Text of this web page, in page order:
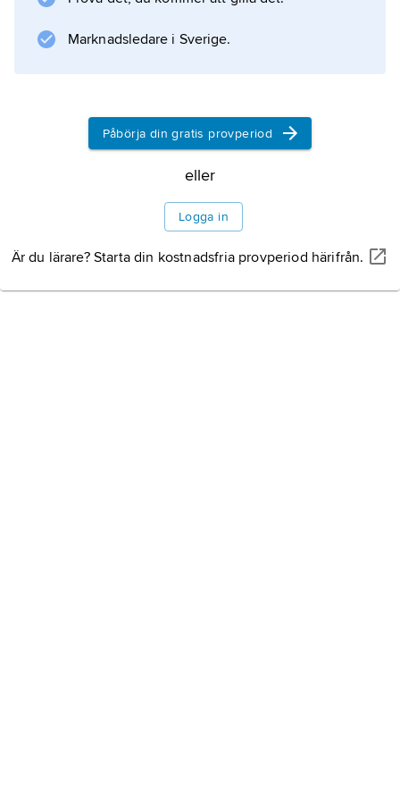
rangordna intressanta investeringsalternativ.
Information om artikeln
Marknadsledare i Sverige.
Påbörja din gratis provperiod
eller
Logga in
Är du lärare? Starta din kostnadsfria provperiod härifrån.